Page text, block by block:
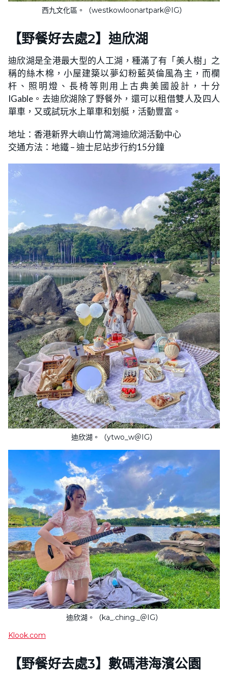
西九文化區。（westkowloonartpark＠IG）
【野餐好去處2】迪欣湖
迪欣湖是全港最大型的人工湖，種滿了有「美人樹」之
稱的絲木棉，小屋建築以夢幻粉藍英倫風為主，而欄
杆、照明燈、長椅等則用上古典美國設計，十分
IGable。去迪欣湖除了野餐外，還可以租借雙人及四人
單車，又或試玩水上單車和划艇，活動豐富。
地址：香港新界大嶼山竹篙灣迪欣湖活動中心
交通方法：地鐵 – 迪士尼站步行約15分鐘
迪欣湖。（ytwo_w＠IG）
迪欣湖。（ka_.ching._＠IG）
Klook.com
【野餐好去處3】數碼港海濱公園